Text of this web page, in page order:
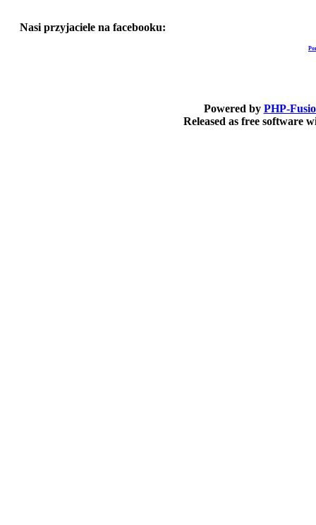
Nasi przyjaciele na facebooku:
Powered by PHP-
Released as free software